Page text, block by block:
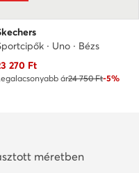
· Uno · Bézs
ár
270 Ft
ár24 750 Ft-5%
méretben